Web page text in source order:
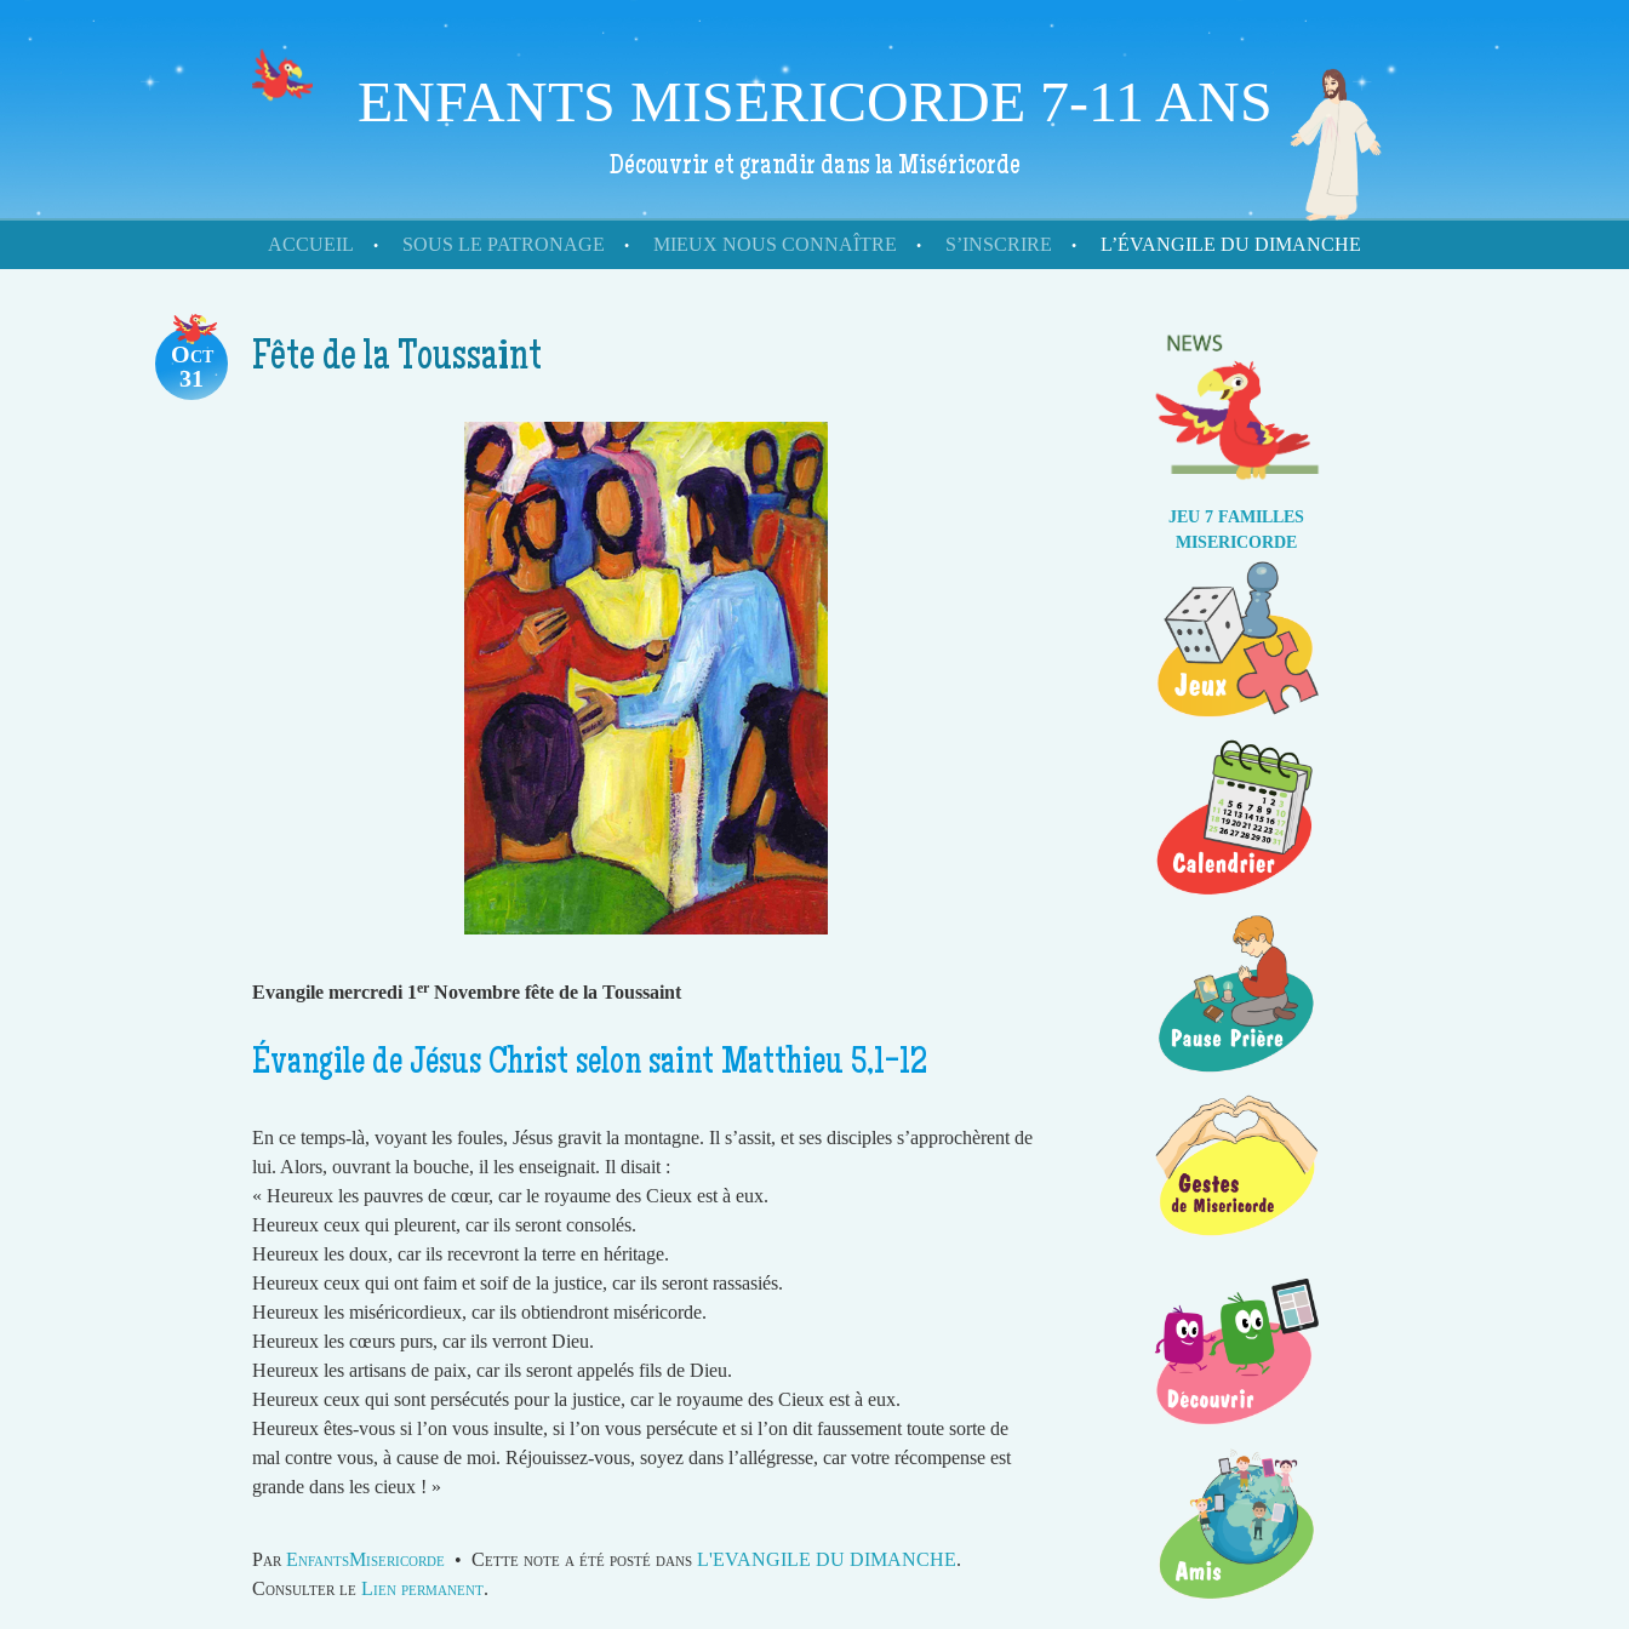
ENFANTS MISERICORDE 7-11 ANS
Découvrir et grandir dans la Miséricorde
ACCUEIL SOUS LE PATRONAGE MIEUX NOUS CONNAÎTRE S’INSCRIRE L’ÉVANGILE DU DIMANCHE
Fête de la Toussaint
Evangile mercredi 1er Novembre fête de la Toussaint
Évangile de Jésus Christ selon saint Matthieu 5,1-12
En ce temps-là, voyant les foules, Jésus gravit la montagne. Il s’assit, et ses disciples s’approchèrent de
lui. Alors, ouvrant la bouche, il les enseignait. Il disait :
« Heureux les pauvres de cœur, car le royaume des Cieux est à eux.
Heureux ceux qui pleurent, car ils seront consolés.
Heureux les doux, car ils recevront la terre en héritage.
Heureux ceux qui ont faim et soif de la justice, car ils seront rassasiés.
Heureux les miséricordieux, car ils obtiendront miséricorde.
Heureux les cœurs purs, car ils verront Dieu.
Heureux les artisans de paix, car ils seront appelés fils de Dieu.
Heureux ceux qui sont persécutés pour la justice, car le royaume des Cieux est à eux.
Heureux êtes-vous si l’on vous insulte, si l’on vous persécute et si l’on dit faussement toute sorte de
mal contre vous, à cause de moi. Réjouissez-vous, soyez dans l’allégresse, car votre récompense est
grande dans les cieux ! »
Oct
31
Par EnfantsMisericorde • Cette note a été posté dans L'EVANGILE DU DIMANCHE.
Consulter le Lien permanent.
JEU 7 FAMILLES
MISERICORDE